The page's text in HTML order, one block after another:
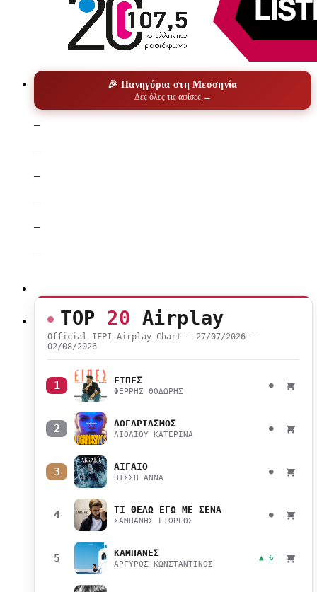
🎉 Πανηγύρια στη Μεσσηνία
Δες όλες τις αφίσες →
–
–
–
–
–
–
TOP 20 Airplay
Official IFPI Airplay Chart — 27/07/2026 –
02/08/2026
1 ΕΙΠΕΣ
ΦΕΡΡΗΣ ΘΟΔΩΡΗΣ
●
2 ΛΟΓΑΡΙΑΣΜΟΣ
ΛΙΟΛΙΟΥ ΚΑΤΕΡΙΝΑ
●
3 ΑΙΓΑΙΟ
ΒΙΣΣΗ ΑΝΝΑ
●
4 ΤΙ ΘΕΛΩ ΕΓΩ ΜΕ ΣΕΝΑ
ΣΑΜΠΑΝΗΣ ΓΙΩΡΓΟΣ
●
5 ΚΑΜΠΑΝΕΣ
ΑΡΓΥΡΟΣ ΚΩΝΣΤΑΝΤΙΝΟΣ
▲ 6